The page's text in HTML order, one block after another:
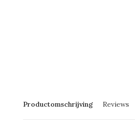
Productomschrijving Reviews